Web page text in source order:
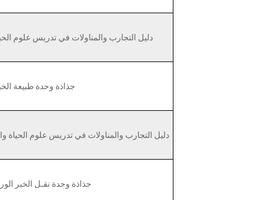
دليل التجارب والمناولات في تدريس علوم
جذاذة وحدة طبيعة
دليل التجارب والمناولات في تدريس علوم الحياة
جذاذة وحدة نقـل الخبر